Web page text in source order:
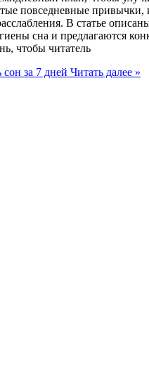
повседневные привычки,
В статье
сна и предлагаются
чтобы читатель
за 7 дней Читать далее »